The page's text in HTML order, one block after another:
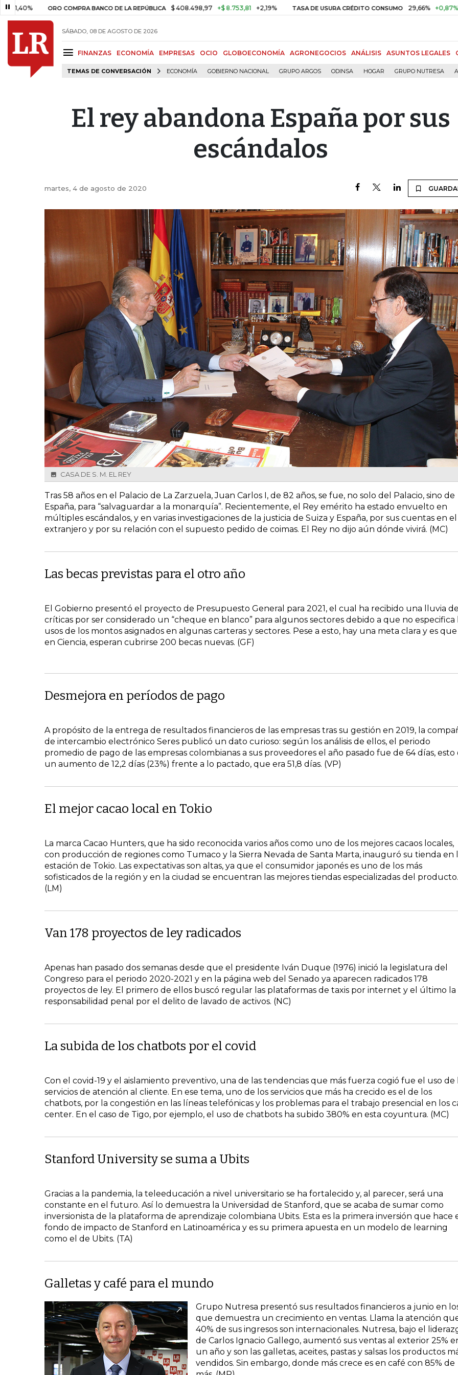
ORO COMPRA BANCO DE LA REPÚBLICA $ 408.498,97 +$ 8.753,81 +2,19% TASA DE USURA CRÉDITO CONSUMO 29,66% +0,87% +3,02%
SÁBADO, 08 DE AGOSTO DE 2026
FINANZAS ECONOMÍA EMPRESAS OCIO GLOBOECONOMÍA AGRONEGOCIOS ANÁLISIS ASUNTOS LEGALES
TEMAS DE CONVERSACIÓN ECONOMÍA GOBIERNO NACIONAL GRUPO ARGOS ODINSA HOGAR GRUPO NUTRESA
El rey abandona España por sus
escándalos
martes, 4 de agosto de 2020
CASA DE S. M. EL REY
Tras 58 años en el Palacio de La Zarzuela, Juan Carlos I, de 82 años, se fue, no solo del Palacio, sino de
España, para “salvaguardar a la monarquía”. Recientemente, el Rey emérito ha estado envuelto en
múltiples escándalos, y en varias investigaciones de la justicia de Suiza y España, por sus cuentas en el
extranjero y por su relación con el supuesto pedido de coimas. El Rey no dijo aún dónde vivirá. (MC)
Las becas previstas para el otro año
El Gobierno presentó el proyecto de Presupuesto General para 2021, el cual ha recibido una lluvia de
críticas por ser considerado un “cheque en blanco” para algunos sectores debido a que no especifica
usos de los montos asignados en algunas carteras y sectores. Pese a esto, hay una meta clara y es que
en Ciencia, esperan cubrirse 200 becas nuevas. (GF)
Desmejora en períodos de pago
A propósito de la entrega de resultados financieros de las empresas tras su gestión en 2019, la
de intercambio electrónico Seres publicó un dato curioso: según los análisis de ellos, el periodo
promedio de pago de las empresas colombianas a sus proveedores el año pasado fue de 64 días, esto
un aumento de 12,2 días (23%) frente a lo pactado, que era 51,8 días. (VP)
El mejor cacao local en Tokio
La marca Cacao Hunters, que ha sido reconocida varios años como uno de los mejores cacaos locales,
con producción de regiones como Tumaco y la Sierra Nevada de Santa Marta, inauguró su tienda en
estación de Tokio. Las expectativas son altas, ya que el consumidor japonés es uno de los más
sofisticados de la región y en la ciudad se encuentran las mejores tiendas especializadas del producto.
(LM)
Van 178 proyectos de ley radicados
Apenas han pasado dos semanas desde que el presidente Iván Duque (1976) inició la legislatura del
Congreso para el periodo 2020-2021 y en la página web del Senado ya aparecen radicados 178
proyectos de ley. El primero de ellos buscó regular las plataformas de taxis por internet y el último la
responsabilidad penal por el delito de lavado de activos. (NC)
La subida de los chatbots por el covid
Con el covid-19 y el aislamiento preventivo, una de las tendencias que más fuerza cogió fue el uso de
servicios de atención al cliente. En ese tema, uno de los servicios que más ha crecido es el de los
chatbots, por la congestión en las líneas telefónicas y los problemas para el trabajo presencial en los
center. En el caso de Tigo, por ejemplo, el uso de chatbots ha subido 380% en esta coyuntura. (MC)
Stanford University se suma a Ubits
Gracias a la pandemia, la teleeducación a nivel universitario se ha fortalecido y, al parecer, será una
constante en el futuro. Así lo demuestra la Universidad de Stanford, que se acaba de sumar como
inversionista de la plataforma de aprendizaje colombiana Ubits. Esta es la primera inversión que hace
fondo de impacto de Stanford en Latinoamérica y es su primera apuesta en un modelo de learning
como el de Ubits. (TA)
Galletas y café para el mundo
Grupo Nutresa presentó sus resultados financieros a junio en
que demuestra un crecimiento en ventas. Llama la atención
40% de sus ingresos son internacionales. Nutresa, bajo el
de Carlos Ignacio Gallego, aumentó sus ventas al exterior 25%
un año y son las galletas, aceites, pastas y salsas los productos
vendidos. Sin embargo, donde más crece es en café con 85% de